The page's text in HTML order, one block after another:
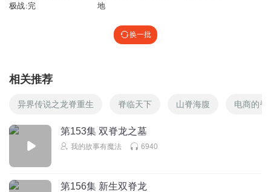
极战:完
地
换一批
相关推荐
异界传说之龙脊重生 脊临天下 山脊海腹 电商的脊
第153集 双脊龙之墓
我的故事有魔法 6940
第156集 新生双脊龙